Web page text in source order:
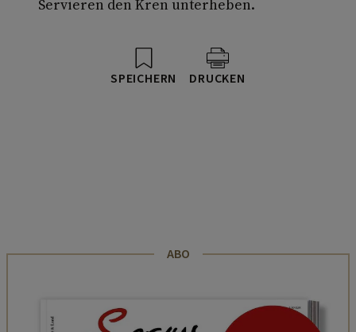
Servieren den Kren unterheben.
SPEICHERN DRUCKEN
ABO